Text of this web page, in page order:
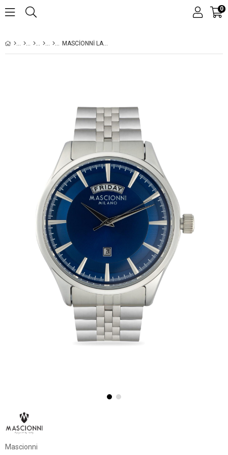
0
MASCIONNI LACIVERT KADRAN ÇIFT TAKVIMLI KLASIK ERKEK KOL SAATI M.1.2390-03
Mascionni